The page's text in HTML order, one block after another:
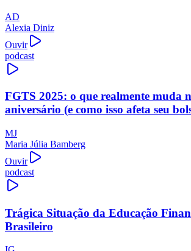
AD
Alexia Diniz
Ouvir
podcast
FGTS 2025: o que realmente muda
aniversário (e como isso afeta seu
MJ
Maria Júlia Bamberg
Ouvir
podcast
Trágica Situação da Educação
Brasileiro